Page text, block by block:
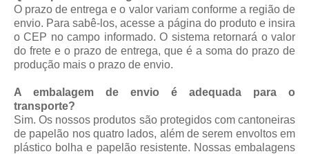
O prazo de entrega e o valor variam conforme a região de
envio. Para sabê-los, acesse a página do produto e insira
o CEP no campo informado. O sistema retornará o valor
do frete e o prazo de entrega, que é a soma do prazo de
produção mais o prazo de envio.
A embalagem de envio é adequada para o
transporte?
Sim. Os nossos produtos são protegidos com cantoneiras
de papelão nos quatro lados, além de serem envoltos em
plástico bolha e papelão resistente. Nossas embalagens